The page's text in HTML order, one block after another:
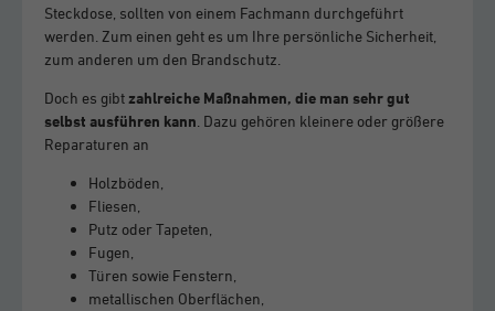
Steckdose, sollten von einem Fachmann durchgeführt
werden. Zum einen geht es um Ihre persönliche Sicherheit,
zum anderen um den Brandschutz.
Doch es gibt zahlreiche Maßnahmen, die man sehr gut
selbst ausführen kann . Dazu gehören kleinere oder größere
Reparaturen an
Holzböden,
Fliesen,
Putz oder Tapeten,
Fugen,
Türen sowie Fenstern,
metallischen Oberflächen,